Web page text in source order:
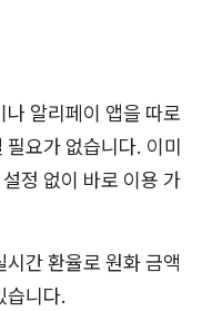
나 알리페이 앱을 따로
요가 없습니다. 이미
정 없이 바로 이용 가
시간 환율로 원화 금액
습니다.